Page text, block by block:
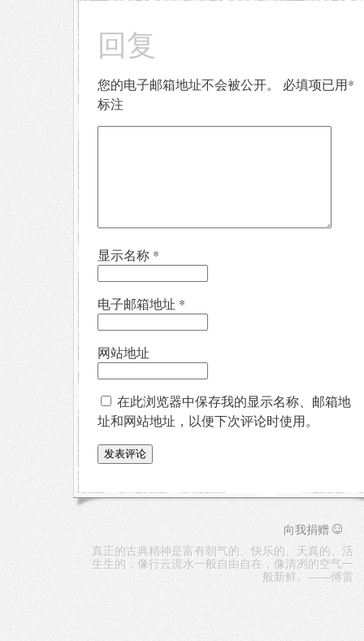
回复
您的电子邮箱地址不会被公开。 必填项已用*
标注
显示名称 *
电子邮箱地址 *
网站地址
在此浏览器中保存我的显示名称、邮箱地
址和网站地址，以便下次评论时使用。
向我捐赠 ☺
真正的古典精神是富有朝气的、快乐的、天真的、活
生生的，像行云流水一般自由自在，像清冽的空气一
般新鲜。——傅雷